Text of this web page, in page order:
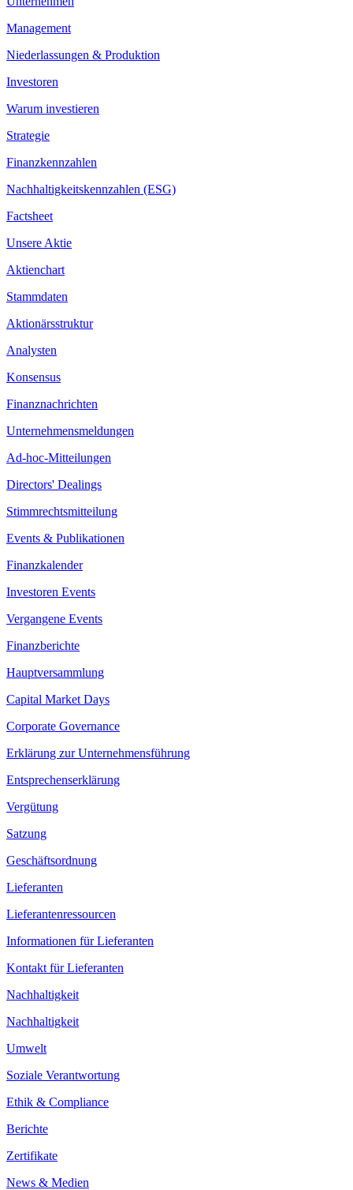
Management
Niederlassungen & Produktion
Investoren
Warum investieren
Strategie
Finanzkennzahlen
Nachhaltigkeitskennzahlen (ESG)
Factsheet
Unsere Aktie
Aktienchart
Stammdaten
Aktionärsstruktur
Analysten
Konsensus
Finanznachrichten
Unternehmensmeldungen
Ad-hoc-Mitteilungen
Directors' Dealings
Stimmrechtsmitteilung
Events & Publikationen
Finanzkalender
Investoren Events
Vergangene Events
Finanzberichte
Hauptversammlung
Capital Market Days
Corporate Governance
Erklärung zur Unternehmensführung
Entsprechenserklärung
Vergütung
Satzung
Geschäftsordnung
Lieferanten
Lieferantenressourcen
Informationen für Lieferanten
Kontakt für Lieferanten
Nachhaltigkeit
Nachhaltigkeit
Umwelt
Soziale Verantwortung
Ethik & Compliance
Berichte
Zertifikate
News & Medien